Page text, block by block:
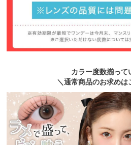
カラー度数揃って
＼通常商品のお求めは